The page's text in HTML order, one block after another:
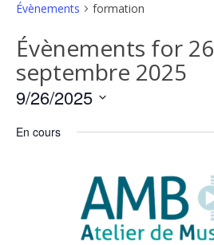
Évènements formation
Évènements for 26
septembre 2025
9/26/2025
une
En cours